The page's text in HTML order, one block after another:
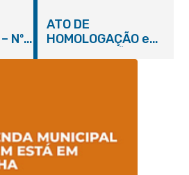
Nº
ATO DE
HOMOLOGAÇÃO e